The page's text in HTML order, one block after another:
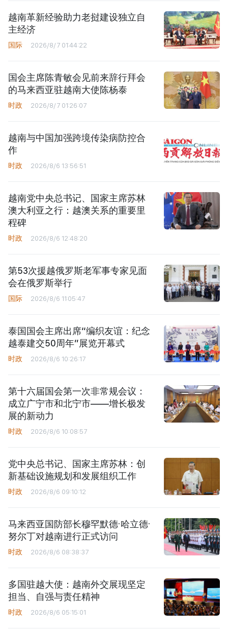
越南革新经验助力老挝建设独立自
主经济
国际 2026/8/7 01:44:22
国会主席陈青敏会见前来辞行拜会
的马来西亚驻越南大使陈杨泰
时政 2026/8/7 01:26:07
越南与中国加强跨境传染病防控合
作
时政 2026/8/6 13:56:51
越南党中央总书记、国家主席苏林
澳大利亚之行：越澳关系的重要里
程碑
时政 2026/8/6 12:48:20
第53次援越俄罗斯老军事专家见面
会在俄罗斯举行
国际 2026/8/6 11:05:47
泰国国会主席出席“编织友谊：纪念
越泰建交50周年”展览开幕式
时政 2026/8/6 10:26:17
第十六届国会第一次非常规会议：
成立广宁市和北宁市——增长极发
展的新动力
时政 2026/8/6 10:08:57
党中央总书记、国家主席苏林：创
新基础设施规划和发展组织工作
时政 2026/8/6 09:10:12
马来西亚国防部长穆罕默德·哈立德·
努尔丁对越南进行正式访问
时政 2026/8/6 08:38:37
多国驻越大使：越南外交展现坚定
担当、自强与责任精神
时政 2026/8/6 05:15:01